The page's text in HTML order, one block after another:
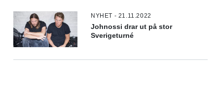
NYHET - 21.11.2022
Johnossi drar ut på stor
Sverigeturné